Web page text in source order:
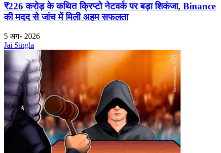
₹226 करोड़ के कथित क्रिप्टो नेटवर्क पर बड़ा शिकंजा, Binance
की मदद से जांच में मिली अहम सफलता
5 अग॰ 2026
Jai Singla